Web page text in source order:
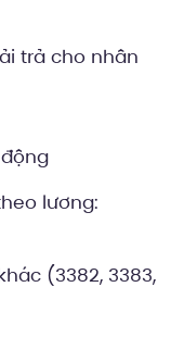
trả cho nhân
lương:
(3382, 3383,